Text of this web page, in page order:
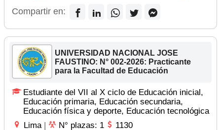
Compartir en:
UNIVERSIDAD NACIONAL JOSE
FAUSTINO: N° 002-2026: Practicante
para la Facultad de Educación
Estudiante del VII al X ciclo de Educación inicial,
Educación primaria, Educación secundaria,
Educación física y deporte, Educación tecnológica
Lima | N° plazas: 1
1130